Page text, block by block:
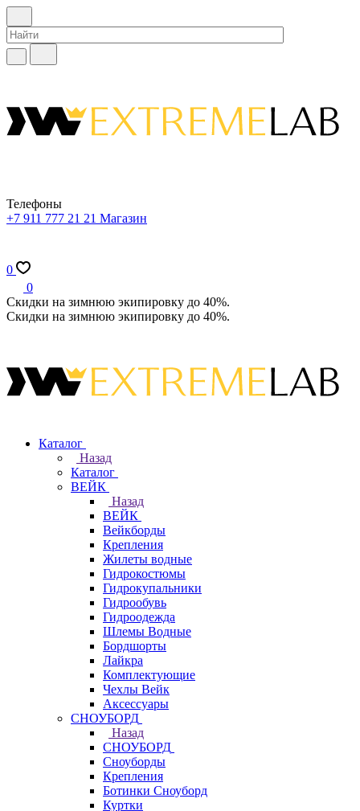
Телефоны
+7 911 777 21 21 Магазин
0
0
Скидки на зимнюю экипировку до 40%.
Скидки на зимнюю экипировку до 40%.
Каталог
Назад
Каталог
ВЕЙК
Назад
ВЕЙК
Вейкборды
Крепления
Жилеты водные
Гидрокостюмы
Гидрокупальники
Гидрообувь
Гидроодежда
Шлемы Водные
Бордшорты
Лайкра
Комплектующие
Чехлы Вейк
Аксессуары
СНОУБОРД
Назад
СНОУБОРД
Сноуборды
Крепления
Ботинки Сноуборд
Куртки